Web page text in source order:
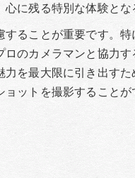
に残る特別な体験とな
ることが重要です。
のカメラマンと協力
を最大限に引き出す
ットを撮影することが